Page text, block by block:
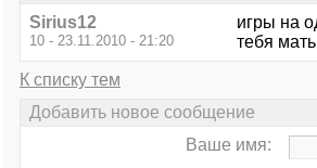
Sirius12
10 - 23.11.2010 - 21:20
игры на
тебя
К списку тем
Добавить новое сообщение
Ваше имя: